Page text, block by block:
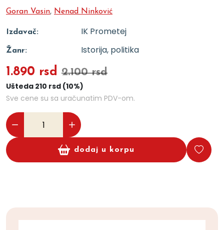
Goran Vasin, Nenad Ninković
Izdavač: IK Prometej
Žanr: Istorija, politika
1.890 rsd 2.100 rsd
Ušteda 210 rsd (10%)
Sve cene su sa uračunatim PDV-om.
dodaj u korpu